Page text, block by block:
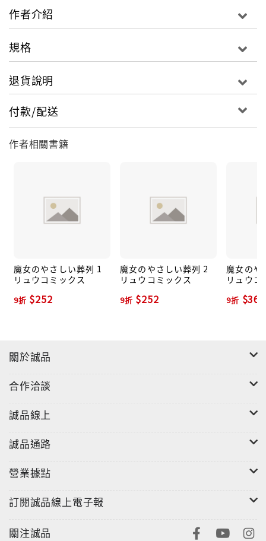
作者介紹
規格
退貨說明
付款/配送
作者相關書籍
魔女のやさしい葬列 1
リュウコミックス
9折 $252
魔女のやさしい葬列 2
リュウコミックス
9折 $252
魔女のや
リュウコ
9折 $369
關於誠品
合作洽談
誠品線上
誠品通路
營業據點
訂閱誠品線上電子報
關注誠品